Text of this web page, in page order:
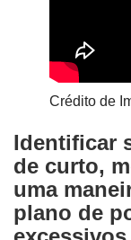
Crédito de
Identificar
de curto,
uma
plano de